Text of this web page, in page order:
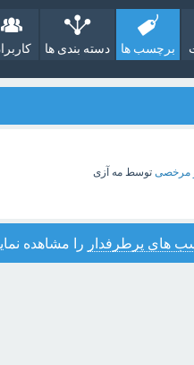
برچسب ها دسته بندی ها
مرخصی توسط مه آزی
های پرطرفدار را مشاهده